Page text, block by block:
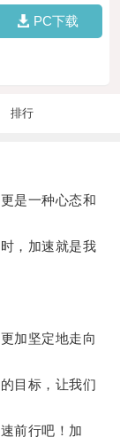
PC下载
排行
是一种心态和
，加速就是我
加坚定地走向
目标，让我们
前行吧！加